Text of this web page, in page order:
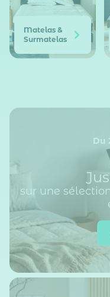
Matelas &
Surmatelas
Du
sur une